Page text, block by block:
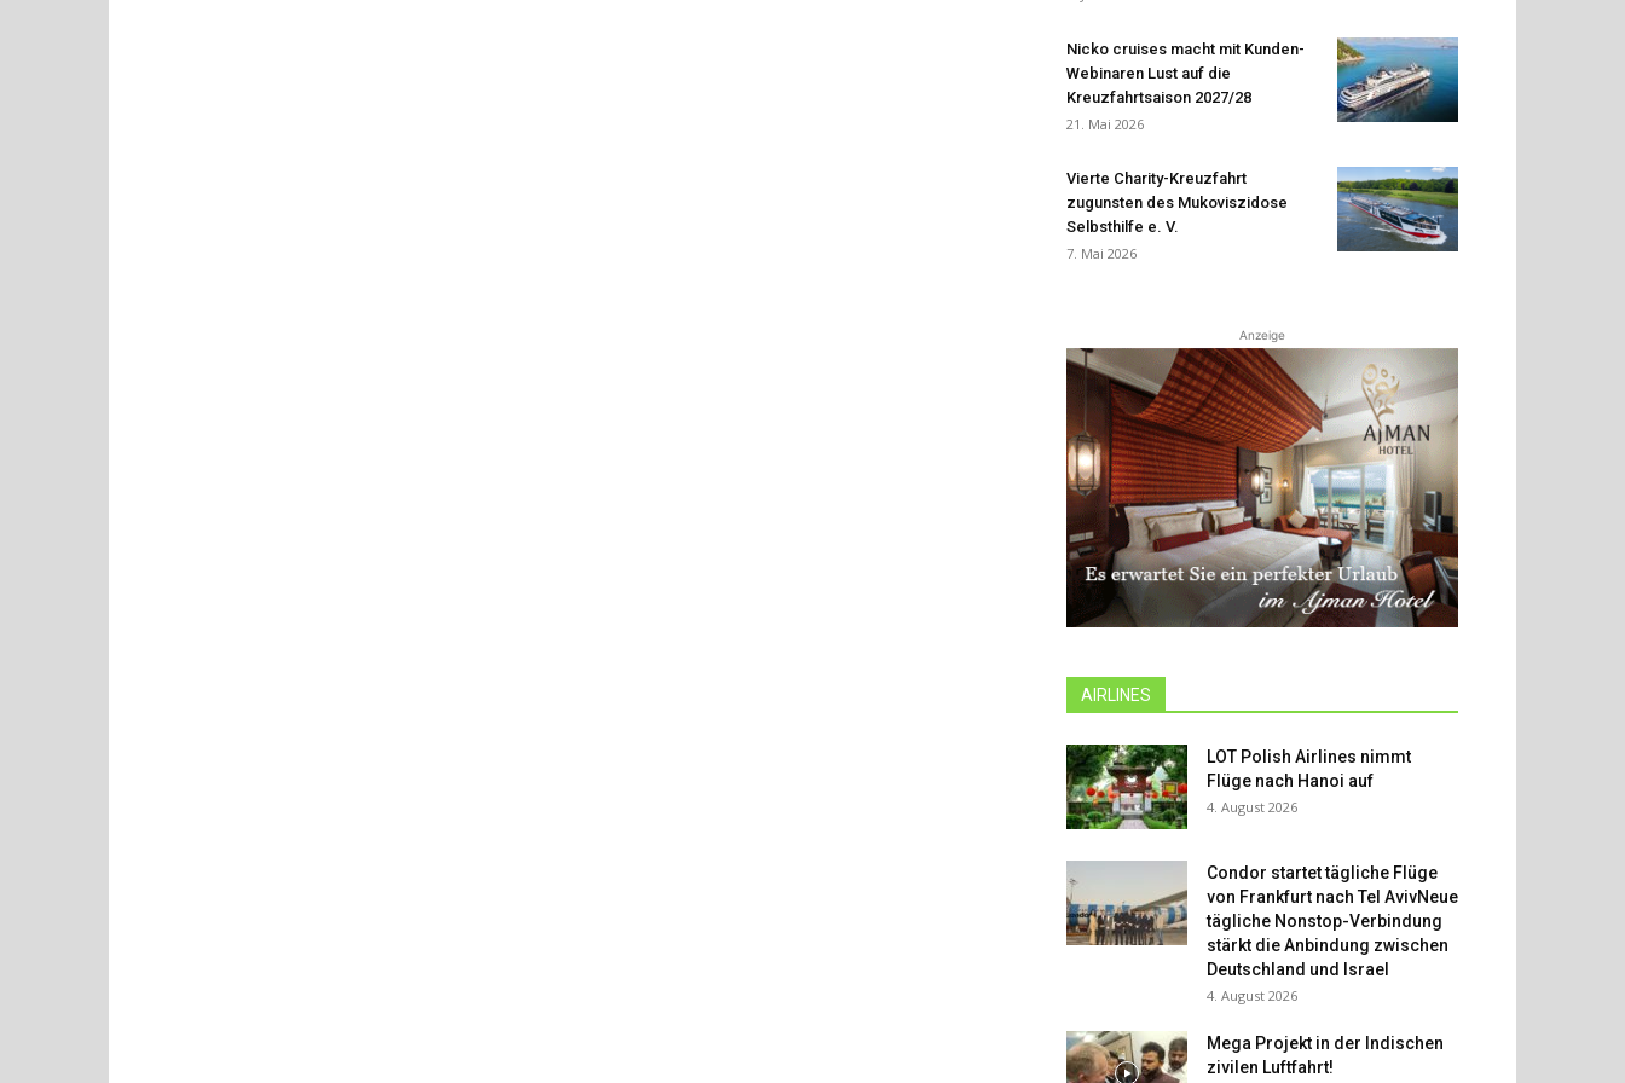
Nicko cruises macht mit Kunden-
Webinaren Lust auf die
Kreuzfahrtsaison 2027/28
21. Mai 2026
Vierte Charity-Kreuzfahrt
zugunsten des Mukoviszidose
Selbsthilfe e. V.
7. Mai 2026
Anzeige
AIRLINES
LOT Polish Airlines nimmt
Flüge nach Hanoi auf
4. August 2026
Condor startet tägliche Flüge
von Frankfurt nach Tel AvivNeue
tägliche Nonstop-Verbindung
stärkt die Anbindung zwischen
Deutschland und Israel
4. August 2026
Mega Projekt in der Indischen
zivilen Luftfahrt!